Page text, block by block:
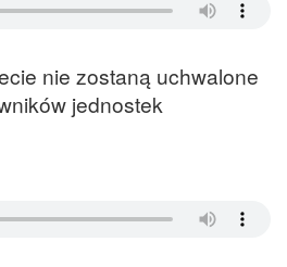
nie zostaną uchwalone
jednostek